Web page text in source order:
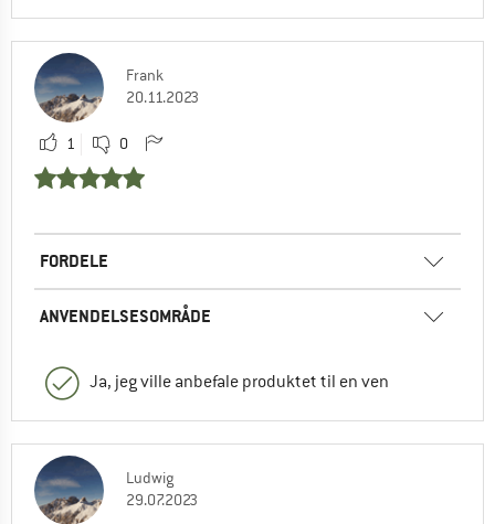
Frank
20.11.2023
1 0
FORDELE
ANVENDELSESOMRÅDE
Ja, jeg ville anbefale produktet til en ven
Ludwig
29.07.2023